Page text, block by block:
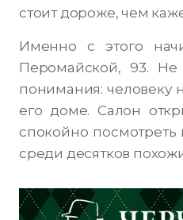
стоит дороже, чем
Именно с этого
Перомайской, 93.
понимания: человеку
его доме. Салон
спокойно посмотреть
среди десятков